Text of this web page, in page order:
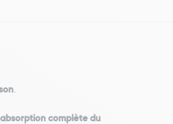
.
absorption complète du